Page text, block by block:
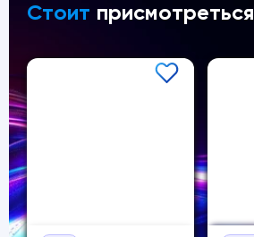
Стоит присмотреться